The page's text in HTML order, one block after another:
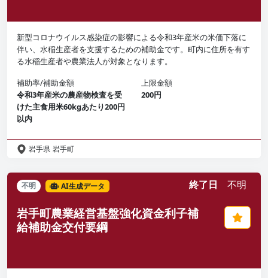
新型コロナウイルス感染症の影響による令和3年産米の米価下落に
伴い、水稲生産者を支援するための補助金です。町内に住所を有す
る水稲生産者や農業法人が対象となります。
補助率/補助金額
令和3年産米の農産物検査を受
けた主食用米60kgあたり200円
以内
上限金額
200円
岩手県 岩手町
不明 AI生成データ 終了日 不明
岩手町農業経営基盤強化資金利子補
給補助金交付要綱